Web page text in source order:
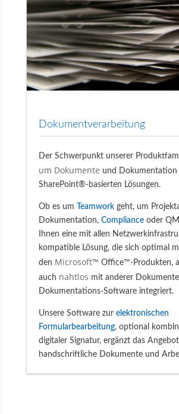
Dokumentverarbeitung
Der Schwerpunkt unserer
um Dokumente und Dokumentation
SharePoint®-basierten Lösungen.
Ob es um Teamworkgeht, um
Dokumentation, Complianceoder
Ihnen eine mit allen
kompatible Lösung, die sich optimal
den Microsoft™ Office™-Produkten,
auch nahtlos mit anderer
Dokumentations-Software integriert.
Unsere Software zur elektronischen
Formularbearbeitung, optional
digitaler Signatur, ergänzt das
handschriftliche Dokumente und